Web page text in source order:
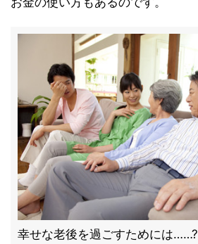
幸せな老後を過ごすためには……?